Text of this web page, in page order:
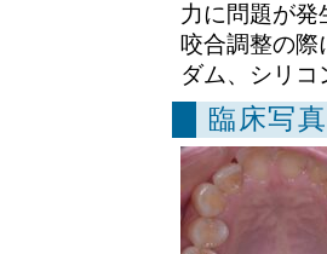
力に問題が発
咬合調整の際
ダム、シリ
臨床写真